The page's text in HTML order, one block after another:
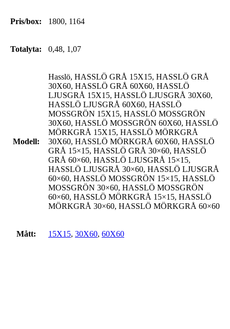
Pris/box: 1800, 1164
Totalyta: 0,48, 1,07
Modell:
Hasslö, HASSLÖ GRÅ 15X15, HASSLÖ GRÅ
30X60, HASSLÖ GRÅ 60X60, HASSLÖ
LJUSGRÅ 15X15, HASSLÖ LJUSGRÅ 30X60,
HASSLÖ LJUSGRÅ 60X60, HASSLÖ
MOSSGRÖN 15X15, HASSLÖ MOSSGRÖN
30X60, HASSLÖ MOSSGRÖN 60X60, HASSLÖ
MÖRKGRÅ 15X15, HASSLÖ MÖRKGRÅ
30X60, HASSLÖ MÖRKGRÅ 60X60, HASSLÖ
GRÅ 15×15, HASSLÖ GRÅ 30×60, HASSLÖ
GRÅ 60×60, HASSLÖ LJUSGRÅ 15×15,
HASSLÖ LJUSGRÅ 30×60, HASSLÖ LJUSGRÅ
60×60, HASSLÖ MOSSGRÖN 15×15, HASSLÖ
MOSSGRÖN 30×60, HASSLÖ MOSSGRÖN
60×60, HASSLÖ MÖRKGRÅ 15×15, HASSLÖ
MÖRKGRÅ 30×60, HASSLÖ MÖRKGRÅ 60×60
Mått: 15X15, 30X60, 60X60